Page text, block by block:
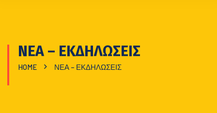
ΝΕΑ – ΕΚΔΗΛΩΣΕΙΣ
HOME ΝΕΑ – ΕΚΔΗΛΩΣΕΙΣ